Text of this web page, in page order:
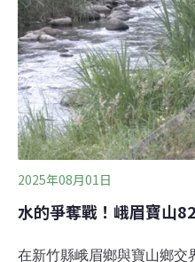
以來最低，且預測今（
少至正常。經歷過2021年
濟部也接續在下午召開記者
2025年08月01日
水的爭奪戰！峨眉寶山
在新竹縣峨眉鄉與寶山鄉交